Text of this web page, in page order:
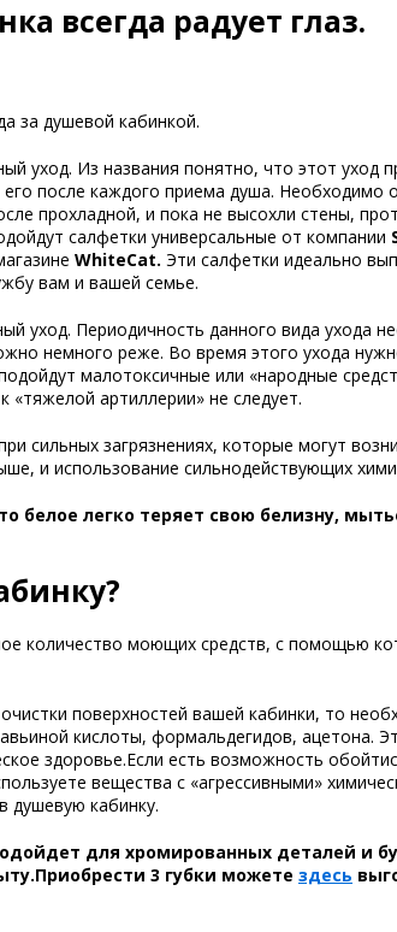
всегда радует глаз.
за душевой кабинкой.
уход. Из названия понятно, что этот уход
после каждого приема душа. Необходимо
прохладной, и пока не высохли стены,
салфетки универсальные от компании
WhiteCat. Эти салфетки идеально
вам и вашей семье.
уход. Периодичность данного вида ухода
немного реже. Во время этого ухода
малотоксичные или «народные
«тяжелой артиллерии» не следует.
сильных загрязнениях, которые могут
и использование сильнодействующих
белое легко теряет свою белизну,
количество моющих средств, с помощью
поверхностей вашей кабинки, то
кислоты, формальдегидов, ацетона.
здоровье.Если есть возможность
вещества с «агрессивными»
душевую кабинку.
для хромированных деталей и
3 губки можете здесь